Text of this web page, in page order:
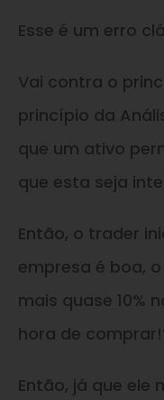
Esse é um erro
Vai contra o
princípio da
que um ativo
que esta seja
Então, o trader
empresa é boa,
mais quase 10%
hora de
Então, já que ele